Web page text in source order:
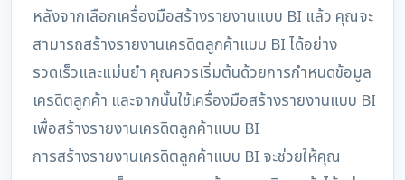
หลังจากเลือกเครื่องมือสร้างรายงานแบบ BI แล้ว คุณจะ
สามารถสร้างรายงานเครดิตลูกค้าแบบ BI ได้อย่าง
รวดเร็วและแม่นยำ คุณควรเริ่มต้นด้วยการกำหนดข้อมูล
เครดิตลูกค้า และจากนั้นใช้เครื่องมือสร้างรายงานแบบ BI
เพื่อสร้างรายงานเครดิตลูกค้าแบบ BI
การสร้างรายงานเครดิตลูกค้าแบบ BI จะช่วยให้คุณ